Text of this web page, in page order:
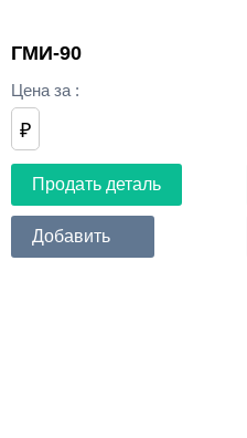
ГМИ-90
Цена за :
₽
Продать деталь
Добавить